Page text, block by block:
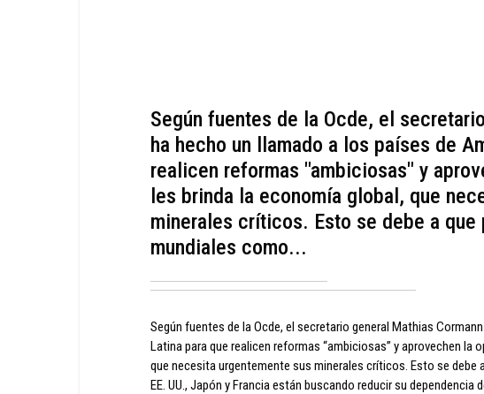
Según fuentes de la Ocde, el
ha hecho un llamado a los países de
realicen reformas "ambiciosas" y
les brinda la economía global, que
minerales críticos. Esto se debe a
mundiales como...
Según fuentes de la Ocde, el secretario general Mathias
Latina para que realicen reformas “ambiciosas” y aprovechen la
que necesita urgentemente sus minerales críticos. Esto se
EE. UU., Japón y Francia están buscando reducir su